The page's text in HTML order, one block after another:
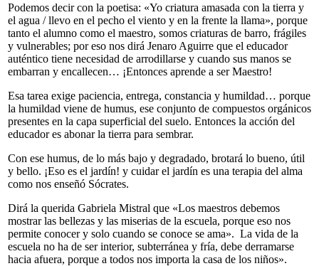
Podemos decir con la poetisa: «Yo criatura amasada con la tierra y
el agua / llevo en el pecho el viento y en la frente la llama», porque
tanto el alumno como el maestro, somos criaturas de barro, frágiles
y vulnerables; por eso nos dirá Jenaro Aguirre que el educador
auténtico tiene necesidad de arrodillarse y cuando sus manos se
embarran y encallecen… ¡Entonces aprende a ser Maestro!
Esa tarea exige paciencia, entrega, constancia y humildad… porque
la humildad viene de humus, ese conjunto de compuestos orgánicos
presentes en la capa superficial del suelo. Entonces la acción del
educador es abonar la tierra para sembrar.
Con ese humus, de lo más bajo y degradado, brotará lo bueno, útil
y bello. ¡Eso es el jardín! y cuidar el jardín es una terapia del alma
como nos enseñó Sócrates.
Dirá la querida Gabriela Mistral que «Los maestros debemos
mostrar las bellezas y las miserias de la escuela, porque eso nos
permite conocer y solo cuando se conoce se ama». La vida de la
escuela no ha de ser interior, subterránea y fría, debe derramarse
hacia afuera, porque a todos nos importa la casa de los niños».